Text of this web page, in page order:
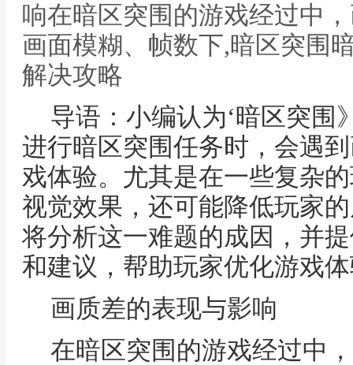
响在暗区突围的游戏经过中
画面模糊、帧数下,暗区突围
解决攻略
导语：小编认为‘暗区突围
进行暗区突围任务时，会遇
戏体验。尤其是在一些复杂
视觉效果，还可能降低玩家
将分析这一难题的成因，并
和建议，帮助玩家优化游戏
画质差的表现与影响
在暗区突围的游戏经过中